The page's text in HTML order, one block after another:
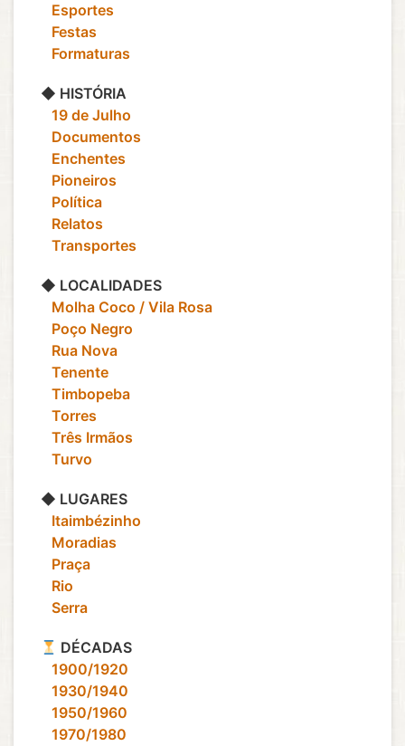
‎ ‎ ‎ Esportes
‎ ‎ ‎ Festas
‎ ‎ ‎ Formaturas
◆ HISTÓRIA
‎ ‎ ‎ 19 de Julho
‎ ‎ ‎ Documentos
‎ ‎ ‎ Enchentes
‎ ‎ ‎ Pioneiros
‎ ‎ ‎ Política
‎ ‎ ‎ Relatos
‎ ‎ ‎ Transportes
◆ LOCALIDADES
‎ ‎ ‎ Molha Coco / Vila Rosa
‎ ‎ ‎ Poço Negro
‎ ‎ ‎ Rua Nova
‎ ‎ ‎ Tenente
‎ ‎ ‎ Timbopeba
‎ ‎ ‎ Torres
‎ ‎ ‎ Três Irmãos
‎ ‎ ‎ Turvo
◆ LUGARES
‎ ‎ ‎ Itaimbézinho
‎ ‎ ‎ Moradias
‎ ‎ ‎ Praça
‎ ‎ ‎ Rio
‎ ‎ ‎ Serra
DÉCADAS
‎ ‎ ‎ 1900/1920
‎ ‎ ‎ 1930/1940
‎ ‎ ‎ 1950/1960
‎ ‎ ‎ 1970/1980